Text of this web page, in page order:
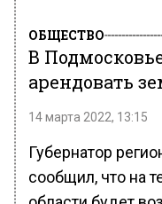
ОБЩЕСТВО
В
арендовать
14 марта 2022, 13:15
Губернатор
сообщил, что на